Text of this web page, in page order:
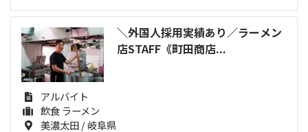
＼外国人採用実績あり／ラーメン
店STAFF《町田商店...
アルバイト
飲食 ラーメン
美濃太田 / 岐阜県